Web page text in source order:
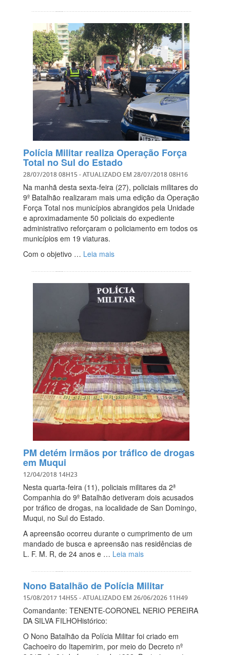
Polícia Militar realiza Operação Força
Total no Sul do Estado
28/07/2018 08H15- ATUALIZADO EM 28/07/2018 08H16
Na manhã desta sexta-feira (27), policiais militares do
9º Batalhão realizaram mais uma edição da Operação
Força Total nos municípios abrangidos pela Unidade
e aproximadamente 50 policiais do expediente
administrativo reforçaram o policiamento em todos os
municípios em 19 viaturas.
Com o objetivo … Leia mais
PM detém irmãos por tráfico de drogas
em Muqui
12/04/2018 14H23
Nesta quarta-feira (11), policiais militares da 2ª
Companhia do 9º Batalhão detiveram dois acusados
por tráfico de drogas, na localidade de San Domingo,
Muqui, no Sul do Estado.
A apreensão ocorreu durante o cumprimento de um
mandado de busca e apreensão nas residências de
L. F. M. R, de 24 anos e … Leia mais
Nono Batalhão de Polícia Militar
15/08/2017 14H55- ATUALIZADO EM 26/06/2026 11H49
Comandante: TENENTE-CORONEL NERIO PEREIRA
DA SILVA FILHOHistórico:
O Nono Batalhão da Polícia Militar foi criado em
Cachoeiro do Itapemirim, por meio do Decreto nº